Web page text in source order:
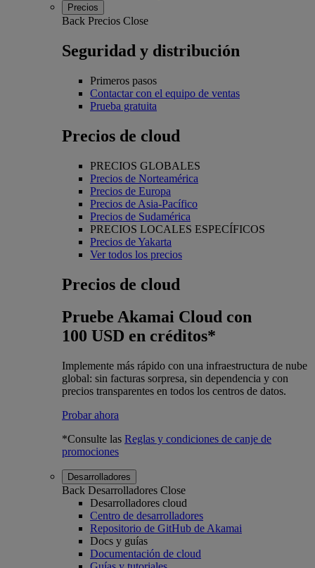
Precios
Back Precios Close
Seguridad y distribución
Primeros pasos
Contactar con el equipo de ventas
Prueba gratuita
Precios de cloud
PRECIOS GLOBALES
Precios de Norteamérica
Precios de Europa
Precios de Asia-Pacífico
Precios de Sudamérica
PRECIOS LOCALES ESPECÍFICOS
Precios de Yakarta
Ver todos los precios
Precios de cloud
Pruebe Akamai Cloud con
100 USD en créditos*
Implemente más rápido con una infraestructura de nube
global: sin facturas sorpresa, sin dependencia y con
precios transparentes en todos los centros de datos.
Probar ahora
*Consulte las Reglas y condiciones de canje de
promociones
Desarrolladores
Back Desarrolladores Close
Desarrolladores cloud
Centro de desarrolladores
Repositorio de GitHub de Akamai
Docs y guías
Documentación de cloud